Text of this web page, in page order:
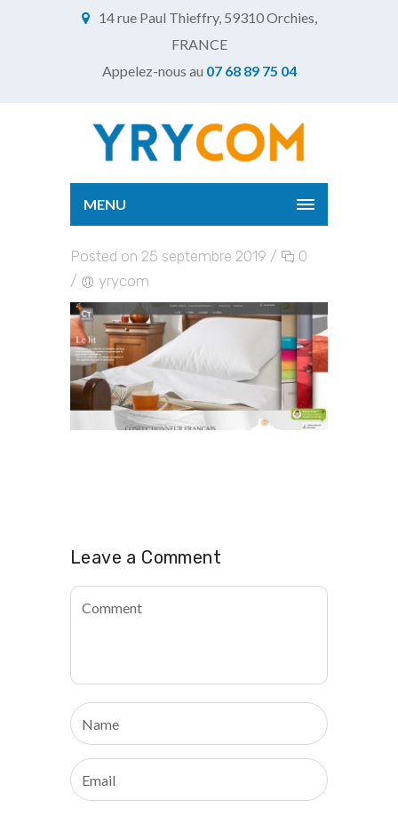
14 rue Paul Thieffry, 59310 Orchies,
FRANCE
Appelez-nous au 07 68 89 75 04
MENU
Posted on 25 septembre 2019 /
0
/
yrycom
Leave a Comment